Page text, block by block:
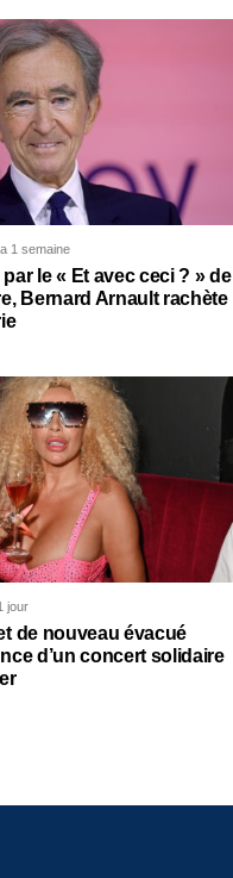
a 1 semaine
le « Et avec ceci ? » de
Bernard Arnault rachète
jour
de nouveau évacué
d’un concert solidaire